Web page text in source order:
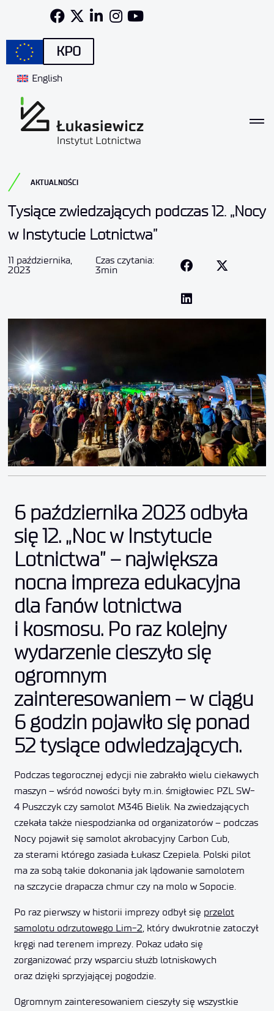
KPO
English
AKTUALNOŚCI
Tysiące zwiedzających podczas 12. „Nocy
w Instytucie Lotnictwa”
11 października,
2023
Czas czytania:
3min
6 października 2023 odbyła
się 12. „Noc w Instytucie
Lotnictwa” – największa
nocna impreza edukacyjna
dla fanów lotnictwa
i kosmosu. Po raz kolejny
wydarzenie cieszyło się
ogromnym
zainteresowaniem – w ciągu
6 godzin pojawiło się ponad
52 tysiące odwiedzających.
Podczas tegorocznej edycji nie zabrakło wielu ciekawych
maszyn – wśród nowości były m.in. śmigłowiec PZL SW-
4 Puszczyk czy samolot M346 Bielik. Na zwiedzających
czekała także niespodzianka od organizatorów – podczas
Nocy pojawił się samolot akrobacyjny Carbon Cub,
za sterami którego zasiada Łukasz Czepiela. Polski pilot
ma za sobą takie dokonania jak lądowanie samolotem
na szczycie drapacza chmur czy na molo w Sopocie.
Po raz pierwszy w historii imprezy odbył się przelot
samolotu odrzutowego Lim-2, który dwukrotnie zatoczył
kręgi nad terenem imprezy. Pokaz udało się
zorganizować przy wsparciu służb lotniskowych
oraz dzięki sprzyjającej pogodzie.
Ogromnym zainteresowaniem cieszyły się wszystkie